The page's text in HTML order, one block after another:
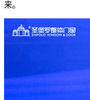
来。